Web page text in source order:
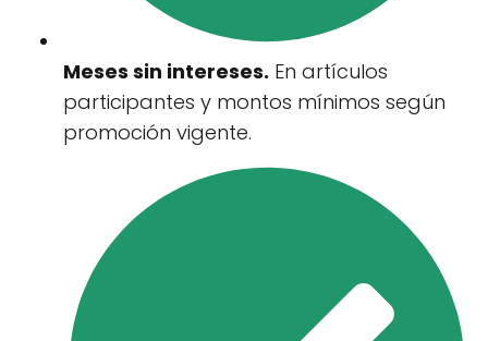
Meses sin intereses. En artículos
participantes y montos mínimos según
promoción vigente.